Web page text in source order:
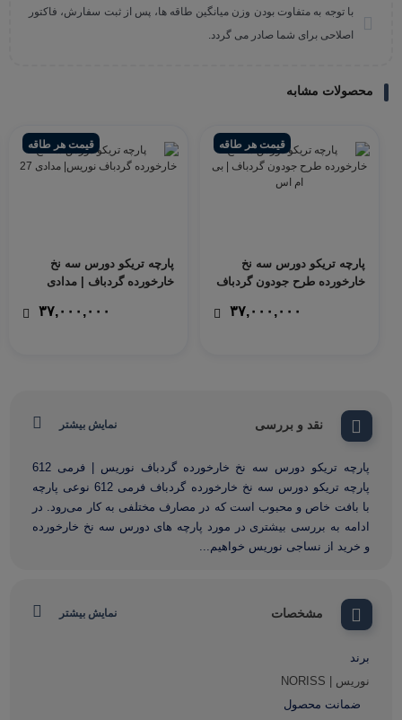
با توجه به متفاوت بودن وزن میانگین طاقه ها، پس از ثبت سفارش، فاکتور
اصلاحی برای شما صادر می گردد.
محصولات مشابه
قیمت هر طاقه
پارچه تریکو دورس سه نخ
خارخورده طرح جودون گردباف
۳۷,۰۰۰,۰۰۰
قیمت هر طاقه
پارچه تریکو دورس سه نخ
خارخورده گردباف | مدادی
۳۷,۰۰۰,۰۰۰
نقد و بررسی نمایش بیشتر
پارچه تریکو دورس سه نخ خارخورده گردباف نوریس | فرمی 612
پارچه تریکو دورس سه نخ خارخورده گردباف فرمی 612 نوعی پارچه
با بافت خاص و محبوب است که در مصارف مختلفی به کار می‌رود. در
ادامه به بررسی بیشتری در مورد پارچه های دورس سه نخ خارخورده
و خرید از نساجی نوریس خواهیم...
مشخصات نمایش بیشتر
برند
نوریس | NORISS
ضمانت محصول